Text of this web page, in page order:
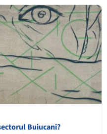
Buiucani?